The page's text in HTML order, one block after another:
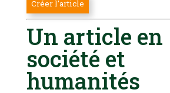
Un article en
société et
humanités